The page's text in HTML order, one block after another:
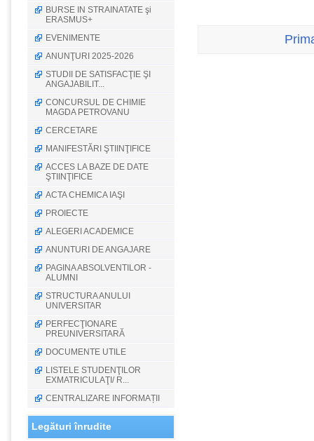
BURSE IN STRAINATATE şi
ERASMUS+
EVENIMENTE
ANUNŢURI 2025-2026
STUDII DE SATISFACŢIE ŞI
ANGAJABILIT...
CONCURSUL DE CHIMIE
MAGDA PETROVANU
CERCETARE
MANIFESTĂRI ŞTIINŢIFICE
ACCES LA BAZE DE DATE
ŞTIINŢIFICE
ACTA CHEMICA IAŞI
PROIECTE
ALEGERI ACADEMICE
ANUNTURI DE ANGAJARE
PAGINA ABSOLVENTILOR -
ALUMNI
STRUCTURA ANULUI
UNIVERSITAR
PERFECŢIONARE
PREUNIVERSITARĂ
DOCUMENTE UTILE
LISTELE STUDENŢILOR
EXMATRICULAŢI/ R...
CENTRALIZARE INFORMAȚII
Legături înrudite